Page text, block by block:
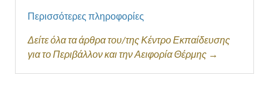
Περισσότερες πληροφορίες
Δείτε όλα τα άρθρα του/της Κέντρο Εκπαίδευσης
για το Περιβάλλον και την Αειφορία Θέρμης →